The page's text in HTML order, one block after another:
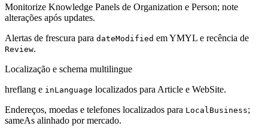
Monitorize Knowledge Panels de Organization e Person; note
alterações após updates.
Alertas de frescura para dateModified em YMYL e recência de
Review.
Localização e schema multilingue
hreflang e inLanguage localizados para Article e WebSite.
Endereços, moedas e telefones localizados para LocalBusiness;
sameAs alinhado por mercado.